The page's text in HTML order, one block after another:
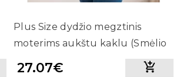
Plus Size dydžio megztinis
moterims aukštu kaklu (Smėlio
27.07€